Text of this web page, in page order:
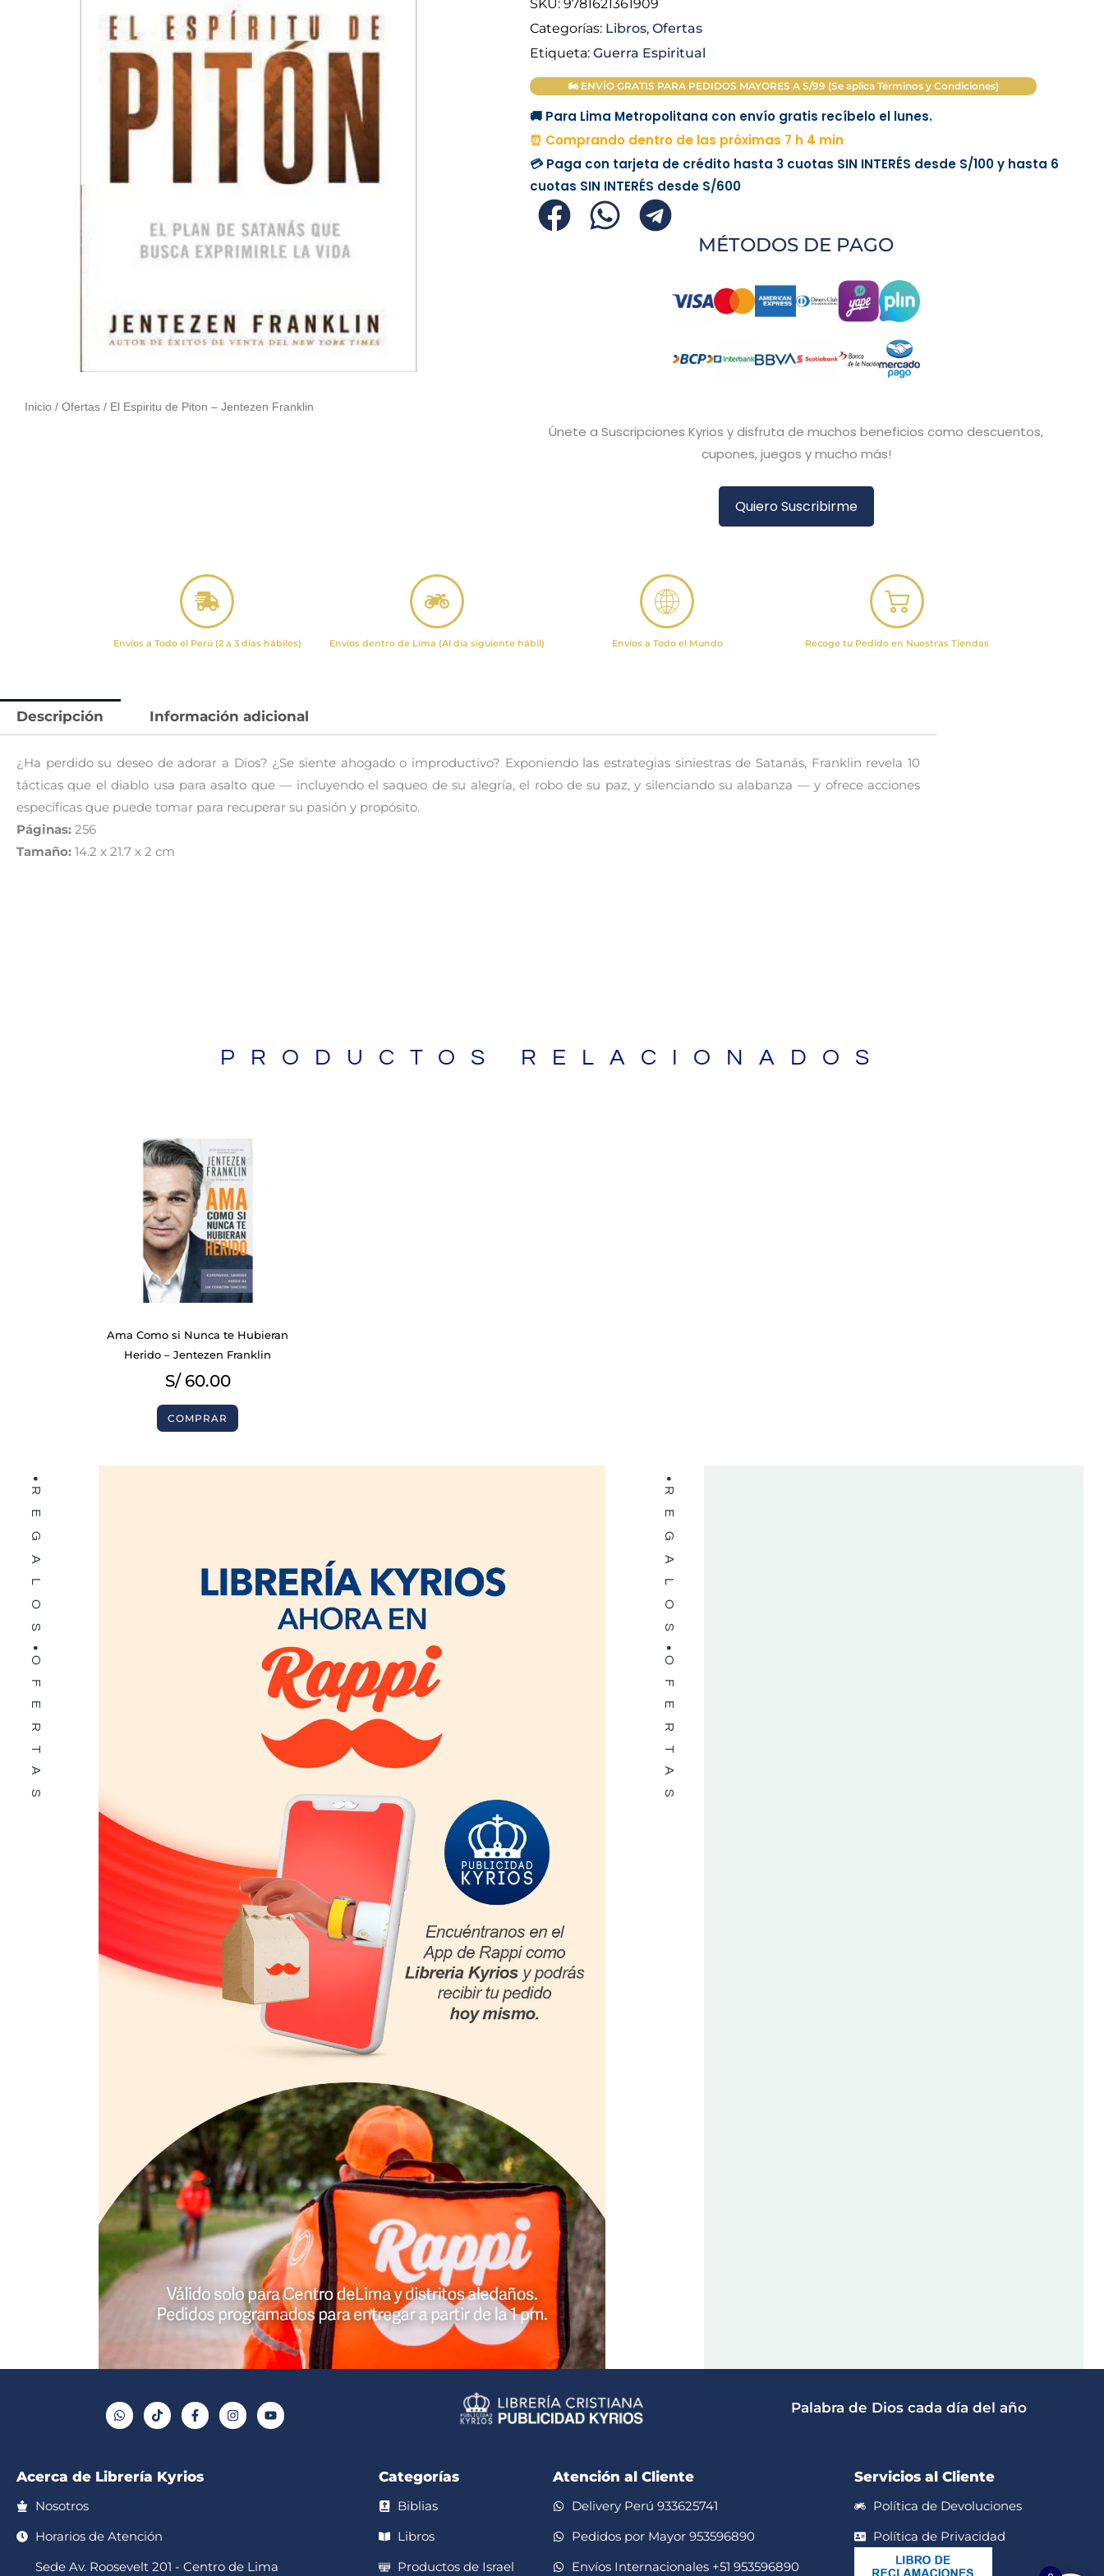
Inicio / Ofertas / El Espiritu de Piton – Jentezen Franklin
SKU: 9781621361909
Categorías: Libros, Ofertas
Etiqueta: Guerra Espiritual
🏍 ENVÍO GRATIS PARA PEDIDOS MAYORES A S/99 (Se aplica Términos y Condiciones)
🚚 Para Lima Metropolitana con envío gratis recíbelo el lunes.
⏰ Comprando dentro de las próximas 7 h 4 min
💳 Paga con tarjeta de crédito hasta 3 cuotas SIN INTERÉS desde S/100y hasta 6
cuotas SIN INTERÉS desde S/600
MÉTODOS DE PAGO
Únete a Suscripciones Kyrios y disfruta de muchos beneficios como descuentos,
cupones, juegos y mucho más!
Quiero Suscribirme
Envíos a Todo el Perú (2 a 3 días hábiles) Envíos dentro de Lima (Al día siguiente hábil) Envíos a Todo el Mundo Recoge tu Pedido en Nuestras Tiendas
Descripción Información adicional
¿Ha perdido su deseo de adorar a Dios? ¿Se siente ahogado o improductivo? Exponiendo las estrategias siniestras de Satanás, Franklin revela 10
tácticas que el diablo usa para asalto que — incluyendo el saqueo de su alegría, el robo de su paz, y silenciando su alabanza — y ofrece acciones
específicas que puede tomar para recuperar su pasión y propósito.
Páginas: 256
Tamaño: 14.2 x 21.7 x 2 cm
PRODUCTOS RELACIONADOS
Ama Como si Nunca te Hubieran
Herido – Jentezen Franklin
S/60.00
COMPRAR
REGALOS
OFERTAS
REGALOS
OFERTAS
h
a
t
p
i
k
t
a
c
e
k
n
s
t
o
u
t
Palabra de Dios cada día del año
Acerca de Librería Kyrios
Nosotros
Horarios de Atención
Sede Av. Roosevelt 201 - Centro de Lima
Categorías
Biblias
Libros
Productos de Israel
Atención al Cliente
Delivery Perú 933625741
Pedidos por Mayor 953596890
Envíos Internacionales +51 953596890
Servicios al Cliente
Política de Devoluciones
Política de Privacidad